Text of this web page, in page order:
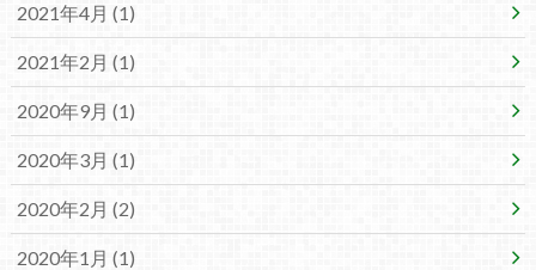
2021年4月 (1)
2021年2月 (1)
2020年9月 (1)
2020年3月 (1)
2020年2月 (2)
2020年1月 (1)